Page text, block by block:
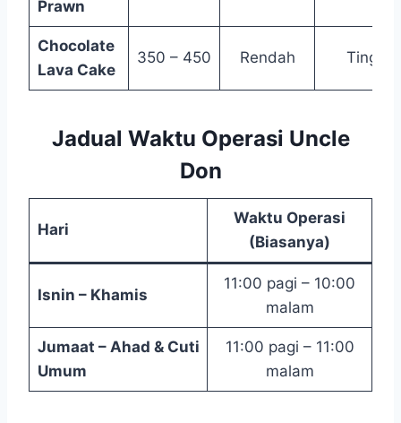
Prawn
Chocolate
Lava Cake
350 – 450 Rendah Tinggi
Jadual Waktu Operasi Uncle
Don
Hari
Waktu Operasi
(Biasanya)
Isnin – Khamis
11:00 pagi – 10:00
malam
Jumaat – Ahad & Cuti
Umum
11:00 pagi – 11:00
malam